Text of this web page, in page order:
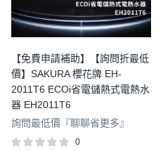
【免費申請補助】【詢問折最低
價】SAKURA 櫻花牌 EH-
2011T6 ECOi省電儲熱式電熱水
器 EH2011T6
詢問最低價『聊聊省更多』
0